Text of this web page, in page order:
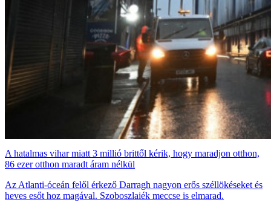
A hatalmas vihar miatt 3 millió brittől kérik, hogy maradjon otthon,
86 ezer otthon maradt áram nélkül
Az Atlanti-óceán felől érkező Darragh nagyon erős széllökéseket és
heves esőt hoz magával. Szoboszlaiék meccse is elmarad.